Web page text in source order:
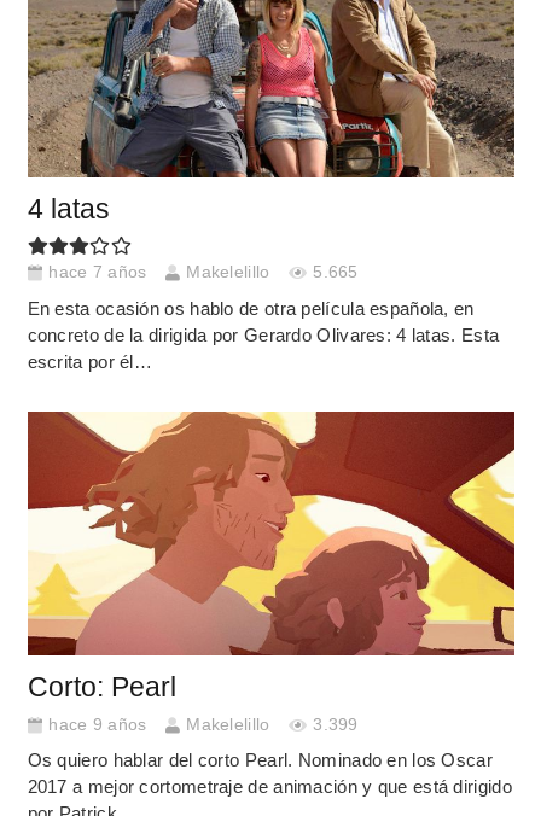
4 latas
hace 7 años Makelelillo 5.665
En esta ocasión os hablo de otra película española, en
concreto de la dirigida por Gerardo Olivares: 4 latas. Esta
escrita por él…
Corto: Pearl
hace 9 años Makelelillo 3.399
Os quiero hablar del corto Pearl. Nominado en los Oscar
2017 a mejor cortometraje de animación y que está dirigido